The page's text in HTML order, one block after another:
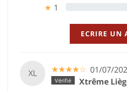
★ 1
ECRIRE UN
XL ☆☆☆☆☆
★★★★★ 01/07/
Xtrême